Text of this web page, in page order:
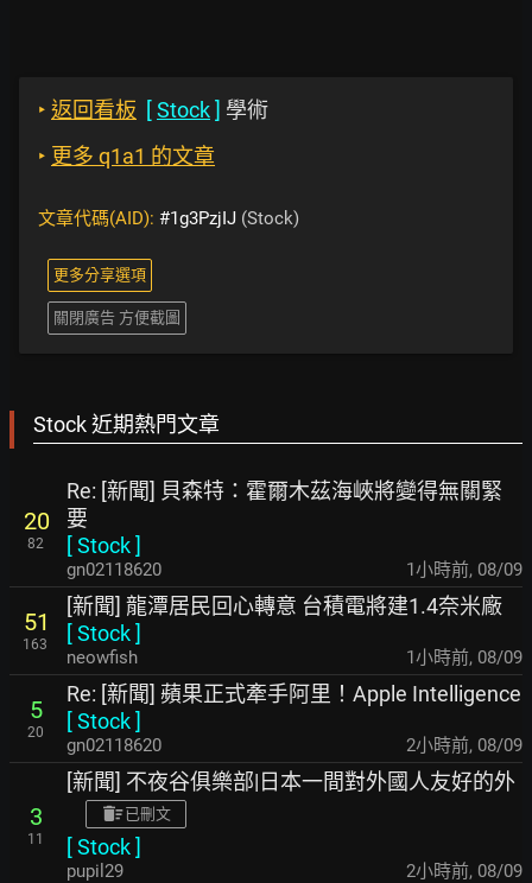
‣ 返回看板 [Stock] 學術
‣ 更多 q1a1 的文章
文章代碼(AID): #1g3PzjIJ (Stock)
更多分享選項
關閉廣告 方便截圖
Stock 近期熱門文章
20
82
Re: [新聞] 貝森特：霍爾木茲海峽將變得無關緊
要
[Stock]
gn02118620 1小時前, 08/09
51
163
[新聞] 龍潭居民回心轉意 台積電將建1.4奈米廠
[Stock]
neowfish 1小時前, 08/09
5
20
Re: [新聞] 蘋果正式牽手阿里！Apple Intelligence
[Stock]
gn02118620 2小時前, 08/09
3
11
[新聞] 不夜谷俱樂部|日本一間對外國人友好的外
已刪文
[Stock]
pupil29 2小時前, 08/09